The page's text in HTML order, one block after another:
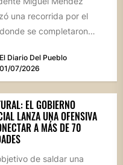
una recorrida por el
se completaron
El Diario Del Pueblo
01/07/2026
EL GOBIERNO
LANZA UNA OFENSIVA
A MÁS DE 70
de saldar una